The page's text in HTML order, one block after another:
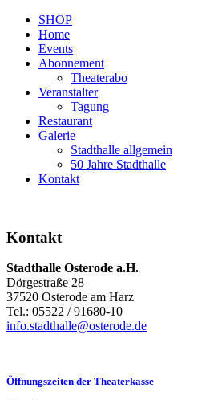
SHOP
Home
Events
Abonnement
Theaterabo
Veranstalter
Tagung
Restaurant
Galerie
Stadthalle allgemein
50 Jahre Stadthalle
Kontakt
Kontakt
Stadthalle Osterode a.H.
Dörgestraße 28
37520 Osterode am Harz
Tel.: 05522 / 91680-10
info.stadthalle@osterode.de
Öffnungszeiten der Theaterkasse